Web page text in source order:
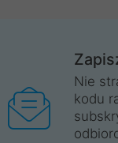
Nie
kodu